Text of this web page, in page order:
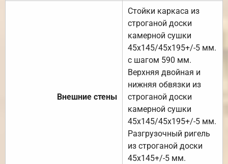
Внешние стены
Стойки каркаса из
строганой доски
камерной сушки
45х145/45х195+/-5 мм.
с шагом 590 мм.
Верхняя двойная и
нижняя обвязки из
строганой доски
камерной сушки
45х145/45х195+/-5 мм.
Разгрузочный ригель
из строганой доски
45х145+/-5 мм.